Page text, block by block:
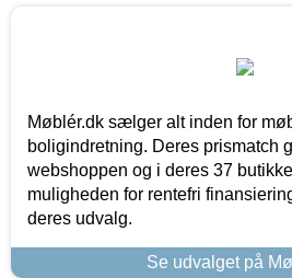
Møblér.dk sælger alt inden for
boligindretning. Deres prismatch
webshoppen og i deres 37
muligheden for rentefri
deres udvalg.
Se udvalget på